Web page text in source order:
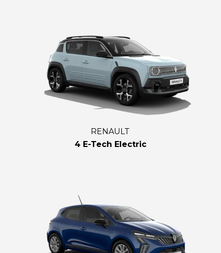
RENAULT
4 E-Tech Electric